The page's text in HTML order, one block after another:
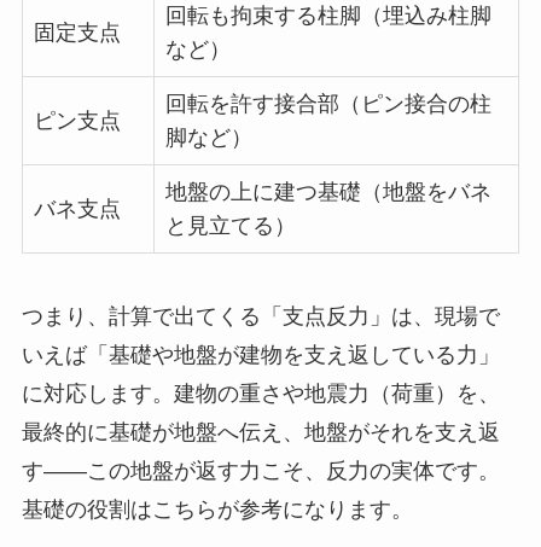
固定支点
回転も拘束する柱脚（埋込み柱脚
など）
ピン支点
回転を許す接合部（ピン接合の柱
脚など）
バネ支点
地盤の上に建つ基礎（地盤をバネ
と見立てる）
つまり、計算で出てくる「支点反力」は、現場で
いえば「基礎や地盤が建物を支え返している力」
に対応します。建物の重さや地震力（荷重）を、
最終的に基礎が地盤へ伝え、地盤がそれを支え返
す——この地盤が返す力こそ、反力の実体です。
基礎の役割はこちらが参考になります。